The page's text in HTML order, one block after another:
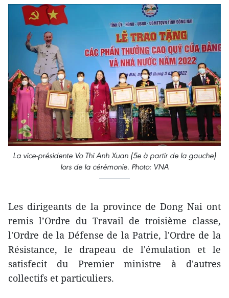
La vice-présidente Vo Thi Anh Xuan (5e à partir de la gauche)
lors de la cérémonie. Photo: VNA
Les dirigeants de la province de Dong Nai ont
remis l’Ordre du Travail de troisième classe,
l'Ordre de la Défense de la Patrie, l'Ordre de la
Résistance, le drapeau de l'émulation et le
satisfecit du Premier ministre à d'autres
collectifs et particuliers.